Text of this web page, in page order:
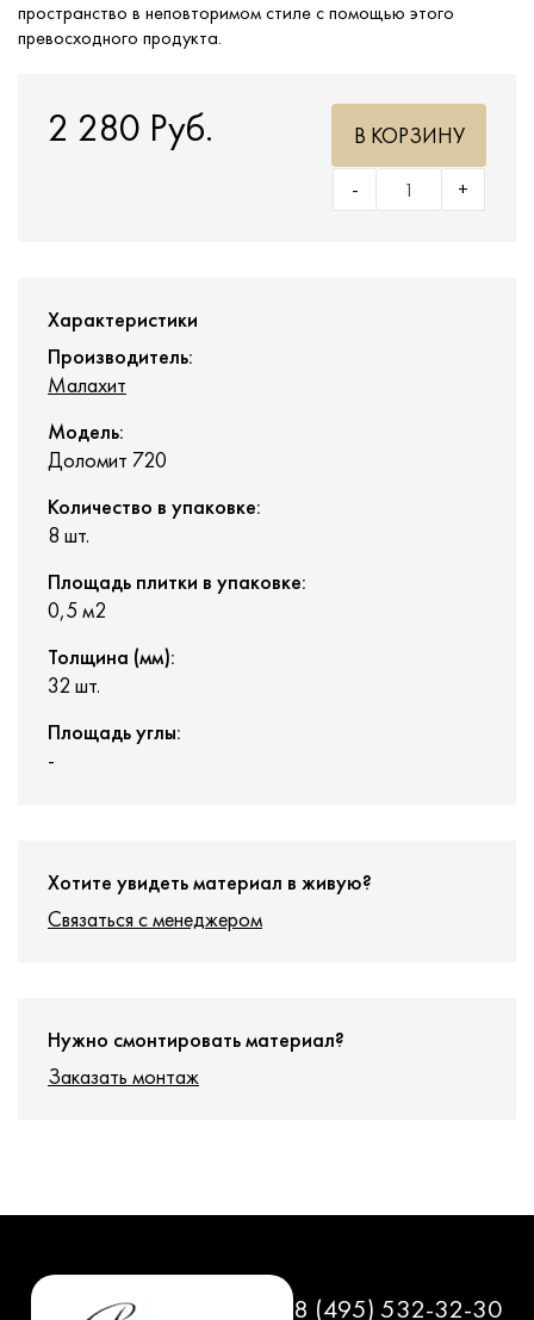
пространство в неповторимом стиле с помощью этого
превосходного продукта.
2 280 Руб.
+
-
В КОРЗИНУ
Характеристики
Производитель:
Малахит
Модель:
Доломит 720
Количество в упаковке:
8 шт.
Площадь плитки в упаковке:
0,5 м2
Толщина (мм):
32 шт.
Площадь углы:
-
Хотите увидеть материал в живую?
Связаться с менеджером
Нужно смонтировать материал?
Заказать монтаж
8 (495) 532-32-30